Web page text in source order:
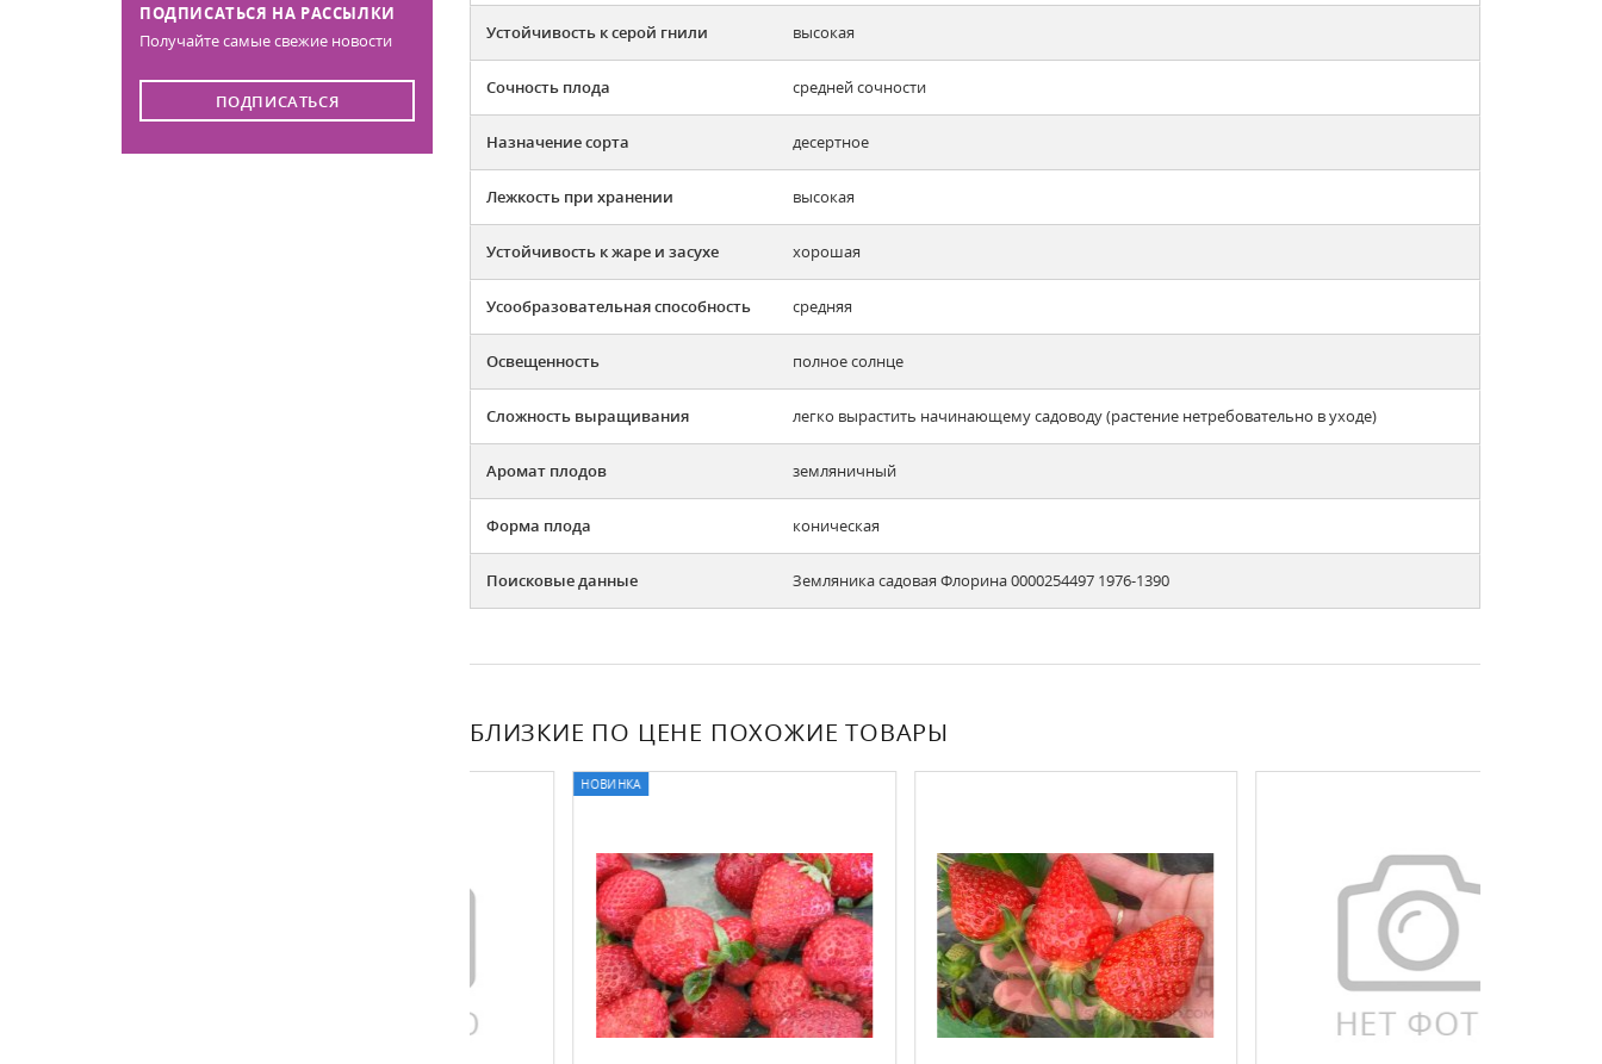
ПОДПИСАТЬСЯ НА РАССЫЛКИ
Получайте самые свежие новости
ПОДПИСАТЬСЯ
Устойчивость к серой гнили высокая
Сочность плода средней сочности
Назначение сорта десертное
Лежкость при хранении высокая
Устойчивость к жаре и засухе хорошая
Усообразовательная способность средняя
Освещенность полное солнце
Сложность выращивания легко вырастить начинающему садоводу (растение нетребовательно в уходе)
Аромат плодов земляничный
Форма плода коническая
Поисковые данные Земляника садовая Флорина 0000254497 1976-1390
БЛИЗКИЕ ПО ЦЕНЕ ПОХОЖИЕ ТОВАРЫ